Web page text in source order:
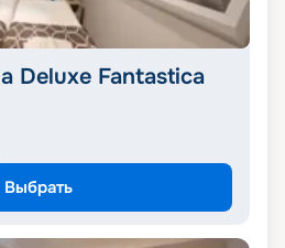
Deluxe Fantastica
Выбрать